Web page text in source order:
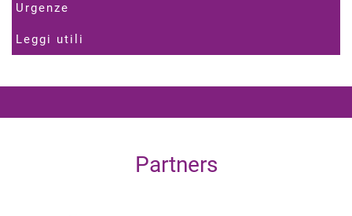
Urgenze
Leggi utili
Partners